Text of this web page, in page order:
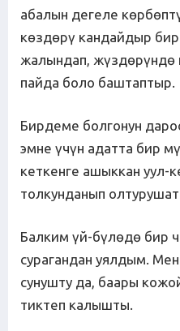
абалын дегеле
көздөрү кандайдыр
жалындап, жүздөрүндө
пайда боло баштаптыр.
Бирдеме болгонун
эмне үчүн адатта бир
кеткенге ашыккан уул-
толкунданып
Балким үй-бүлөдө бир
сурагандан уялдым.
сунушту да, баары
тиктеп калышты.